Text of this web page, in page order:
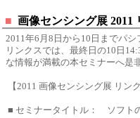
■ 画像センシング展 2011
2011年6月8日から10日までパ
リンクスでは、最終日の10日
な情報が満載の本セミナーへ是
【2011 画像センシング展 リン
■ セミナータイトル： ソフトの